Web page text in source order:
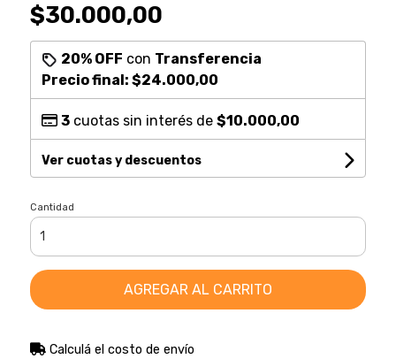
$30.000,00
20% OFF con Transferencia
Precio final: $24.000,00
3cuotas sin interés de $10.000,00
Ver cuotas y descuentos
Cantidad
AGREGAR AL CARRITO
Calculá el costo de envío